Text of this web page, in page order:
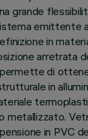
grande
in
arretrata
di
in
metallizzato.
in PVC